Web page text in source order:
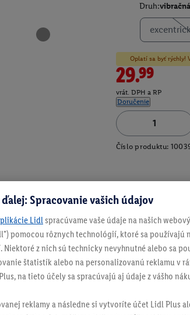
Druh:
Oplatí sa byť rýchly!
29.99
vrát. DPH a RP
Doručenie
Číslo produktu:
Spracovanie vašich údajov
Lidl spracúvame vaše údaje na našich
pomocou rôznych technológií, ktoré sa používajú
z nich sú technicky nevyhnutné alebo sa
štatistík alebo na personalizovanú reklamu v
na tieto účely sa spracúvajú aj údaje z vášho
reklamy a následne si vytvoríte účet Lidl Plus